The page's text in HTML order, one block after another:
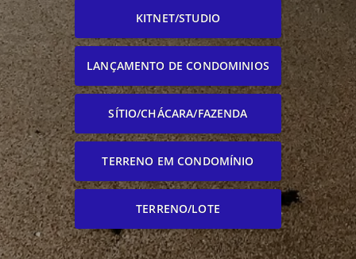
KITNET/STUDIO
LANÇAMENTO DE CONDOMINIOS
SÍTIO/CHÁCARA/FAZENDA
TERRENO EM CONDOMÍNIO
TERRENO/LOTE